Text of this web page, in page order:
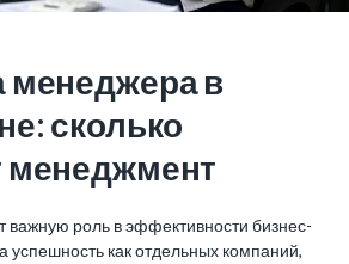
менеджера в
сколько
менеджмент
важную роль в эффективности бизнес-
успешность как отдельных компаний,